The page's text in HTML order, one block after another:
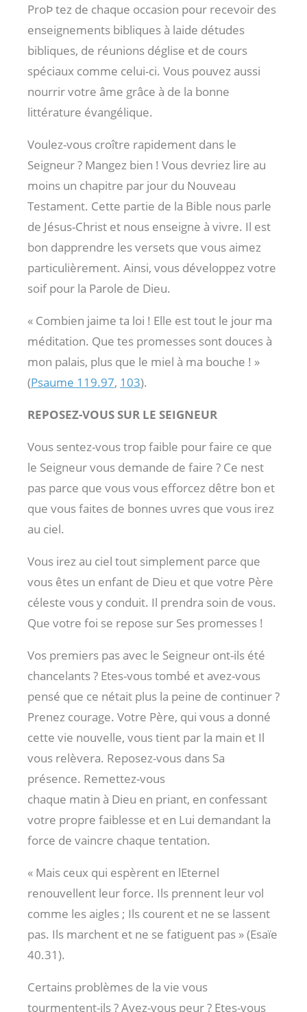
ProÞ tez de chaque occasion pour recevoir des
enseignements bibliques à laide détudes
bibliques, de réunions déglise et de cours
spéciaux comme celui-ci. Vous pouvez aussi
nourrir votre âme grâce à de la bonne
littérature évangélique.
Voulez-vous croître rapidement dans le
Seigneur ? Mangez bien ! Vous devriez lire au
moins un chapitre par jour du Nouveau
Testament. Cette partie de la Bible nous parle
de Jésus-Christ et nous enseigne à vivre. Il est
bon dapprendre les versets que vous aimez
particulièrement. Ainsi, vous développez votre
soif pour la Parole de Dieu.
« Combien jaime ta loi ! Elle est tout le jour ma
méditation. Que tes promesses sont douces à
mon palais, plus que le miel à ma bouche ! »
(Psaume 119.97, 103).
REPOSEZ-VOUS SUR LE SEIGNEUR
Vous sentez-vous trop faible pour faire ce que
le Seigneur vous demande de faire ? Ce nest
pas parce que vous vous efforcez dêtre bon et
que vous faites de bonnes uvres que vous irez
au ciel.
Vous irez au ciel tout simplement parce que
vous êtes un enfant de Dieu et que votre Père
céleste vous y conduit. Il prendra soin de vous.
Que votre foi se repose sur Ses promesses !
Vos premiers pas avec le Seigneur ont-ils été
chancelants ? Etes-vous tombé et avez-vous
pensé que ce nétait plus la peine de continuer ?
Prenez courage. Votre Père, qui vous a donné
cette vie nouvelle, vous tient par la main et Il
vous relèvera. Reposez-vous dans Sa
présence. Remettez-vous
chaque matin à Dieu en priant, en confessant
votre propre faiblesse et en Lui demandant la
force de vaincre chaque tentation.
« Mais ceux qui espèrent en lEternel
renouvellent leur force. Ils prennent leur vol
comme les aigles ; Ils courent et ne se lassent
pas. Ils marchent et ne se fatiguent pas » (Esaïe
40.31).
Certains problèmes de la vie vous
tourmentent-ils ? Avez-vous peur ? Etes-vous